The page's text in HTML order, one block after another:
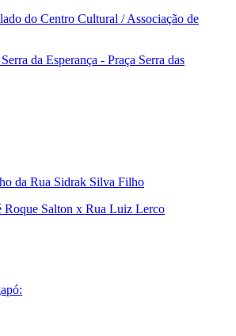
do Centro Cultural / Associação de
da Esperança - Praça Serra das
da Rua Sidrak Silva Filho
Roque Salton x Rua Luiz Lerco